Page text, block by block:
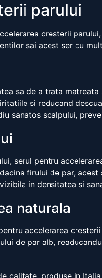
parului
cresterii
sai acest ser cu
sa de a trata
si reducand
sanatos scalpului,
serul pentru
firului de par,
in densitatea si
naturala
accelerarea
de par alb,
calitate, produse in